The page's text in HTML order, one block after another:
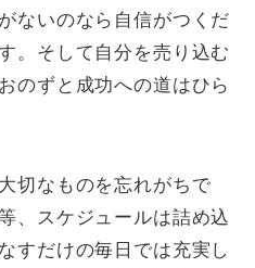
ないのなら自信がつくだ
。そして自分を売り込む
のずと成功への道はひら
切なものを忘れがちで
、スケジュールは詰め込
すだけの毎日では充実し